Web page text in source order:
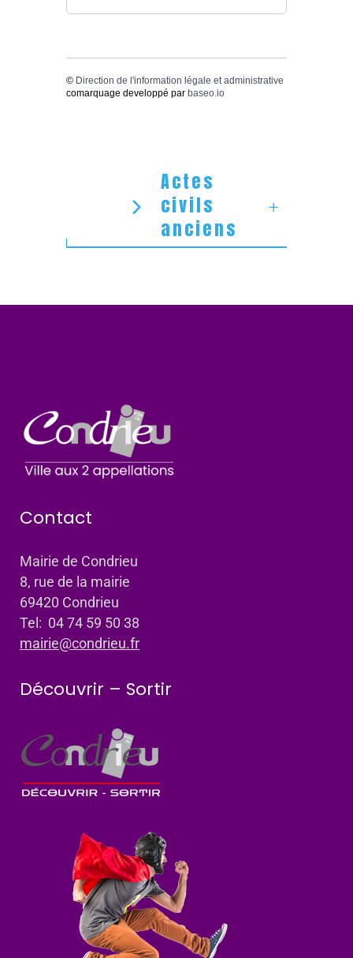
© Direction de l'information légale et administrative
comarquage developpé par baseo.io
Actes
civils
anciens
Contact
Mairie de Condrieu
8, rue de la mairie
69420 Condrieu
Tel: 04 74 59 50 38
mairie@condrieu.fr
Découvrir – Sortir